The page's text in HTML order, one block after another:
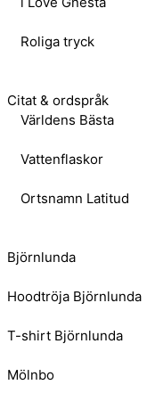
Roliga tryck
Citat & ordspråk
Världens Bästa
Vattenflaskor
Ortsnamn Latitud
Björnlunda
Hoodtröja Björnlunda
T-shirt Björnlunda
Mölnbo